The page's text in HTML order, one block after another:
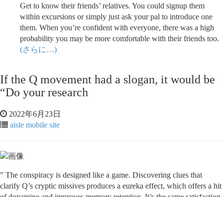
Get to know their friends’ relatives. You could signup them
within excursions or simply just ask your pal to introduce one
them. When you’re confident with everyone, there was a high
probability you may be more comfortable with their friends too.
(さらに…)
If the Q movement had a slogan, it would be
“Do your research
2022年6月23日
aisle mobile site
” The conspiracy is designed like a game. Discovering clues that
clarify Q’s cryptic missives produces a eureka effect, which offers a hit